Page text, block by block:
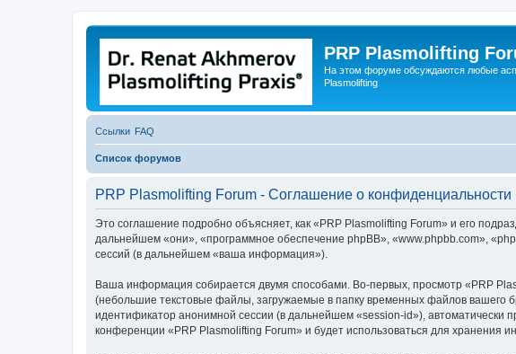
PRP Plasmolifting
На этом форуме обсуждаются любые
Plasmolifting
Ссылки FAQ
Список форумов
PRP Plasmolifting Forum - Соглашение о конфиденциальности
Это соглашение подробно объясняет, как «PRP Plasmolifting Forum» и его
дальнейшем «они», «программное обеспечение phpBB», «www.phpbb.com»,
сессий (в дальнейшем «ваша информация»).
Ваша информация собирается двумя способами. Во-первых, просмотр «PRP
(небольшие текстовые файлы, загружаемые в папку временных файлов вашего
идентификатор анонимной сессии (в дальнейшем «session-id»), автоматически
конференции «PRP Plasmolifting Forum» и будет использоваться для